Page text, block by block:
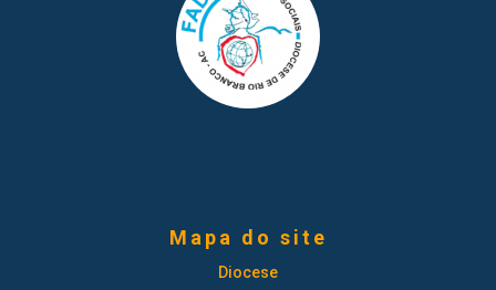
Mapa do site
Diocese